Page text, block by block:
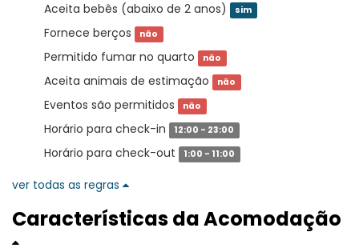
Aceita bebês (abaixo de 2 anos) sim
Fornece berços não
Permitido fumar no quarto não
Aceita animais de estimação não
Eventos são permitidos não
Horário para check-in 12:00 - 23:00
Horário para check-out 1:00 - 11:00
ver todas as regras
Características da Acomodação